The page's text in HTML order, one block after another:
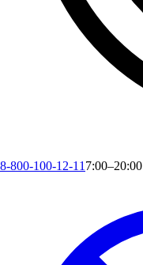
8-800-100-12-11 7:00–20:00